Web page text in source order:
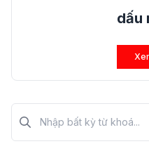
dấu
Tìm kiếm?>